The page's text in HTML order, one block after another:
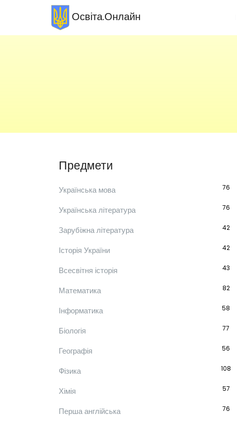
Освіта.Онлайн
Предмети
Українська мова 76
Українська література 76
Зарубіжна література 42
Історія України 42
Всесвітня історія 43
Математика 82
Інформатика 58
Біологія 77
Географія 56
Фізика 108
Хімія 57
Перша англійська 76